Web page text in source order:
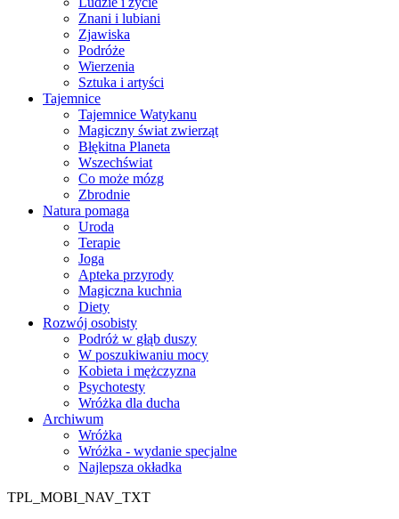
Znani i lubiani
Zjawiska
Podróże
Wierzenia
Sztuka i artyści
Tajemnice
Tajemnice Watykanu
Magiczny świat zwierząt
Błękitna Planeta
Wszechświat
Co może mózg
Zbrodnie
Natura pomaga
Uroda
Terapie
Joga
Apteka przyrody
Magiczna kuchnia
Diety
Rozwój osobisty
Podróż w głąb duszy
W poszukiwaniu mocy
Kobieta i mężczyzna
Psychotesty
Wróżka dla ducha
Archiwum
Wróżka
Wróżka - wydanie specjalne
Najlepsza okładka
TPL_MOBI_NAV_TXT